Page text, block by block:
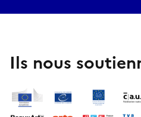
Ils nous